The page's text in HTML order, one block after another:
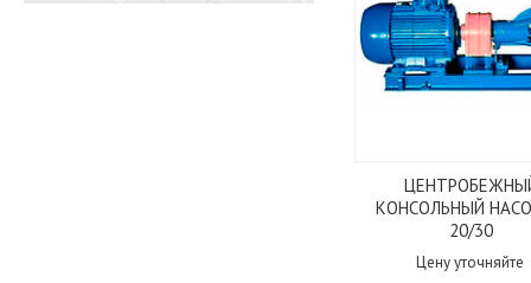
КОНСОЛЬНЫЙ
20/30
Цену уточняйте